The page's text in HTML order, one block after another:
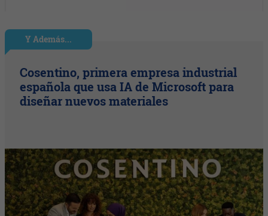
Y Además...
Cosentino, primera empresa industrial
española que usa IA de Microsoft para
diseñar nuevos materiales